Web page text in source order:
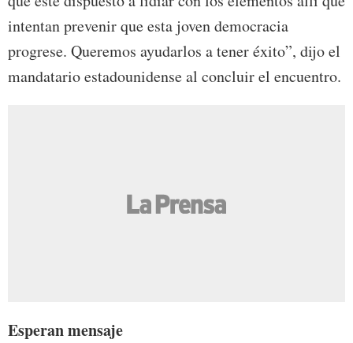
intentan prevenir que esta joven democracia
progrese. Queremos ayudarlos a tener éxito”, dijo el
mandatario estadounidense al concluir el encuentro.
Esperan mensaje